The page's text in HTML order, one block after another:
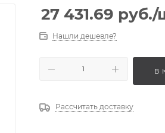
27 431.69 руб./
Нашли дешевле?
В
Рассчитать доставку